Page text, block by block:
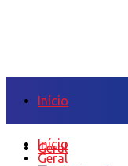
Início
Geral
Início
Geral